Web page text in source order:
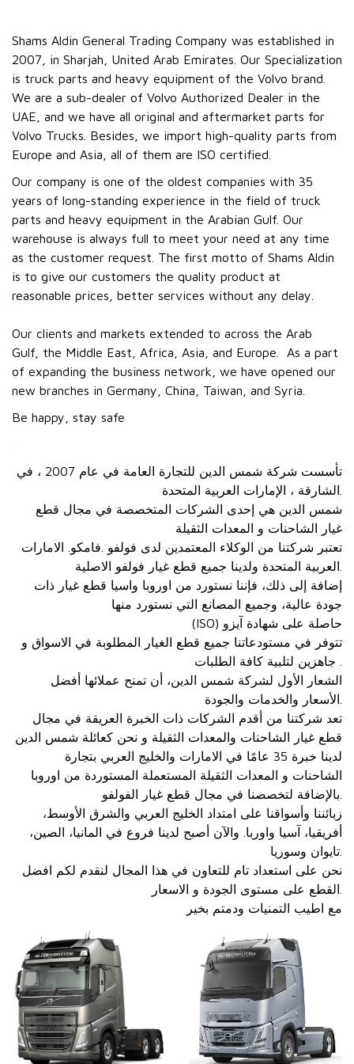
Shams Aldin General Trading Company was established in
2007, in Sharjah, United Arab Emirates. Our Specialization
is truck parts and heavy equipment of the Volvo brand.
We are a sub-dealer of Volvo Authorized Dealer in the
UAE, and we have all original and aftermarket parts for
Volvo Trucks. Besides, we import high-quality parts from
Europe and Asia, all of them are ISO certified.
Our company is one of the oldest companies with 35
years of long-standing experience in the field of truck
parts and heavy equipment in the Arabian Gulf. Our
warehouse is always full to meet your need at any time
as the customer request. The first motto of Shams Aldin
is to give our customers the quality product at
reasonable prices, better services without any delay.
Our clients and markets extended to across the Arab
Gulf, the Middle East, Africa, Asia, and Europe. As a part
of expanding the business network, we have opened our
new branches in Germany, China, Taiwan, and Syria.
Be happy, stay safe
تأسست شركة شمس الدين للتجارة العامة في عام 2007 ، في
شمس الدين هي إحدى الشركات المتخصصة في مجال قطع
غيار الشاحنات و المعدات الثقيلة
تعتبر شركتنا من الوكلاء المعتمدين لدى فولفو .فامكو. الامارات
إضافة إلى ذلك، فإننا نستورد من اوروبا واسيا قطع غيار ذات
جودة عالية، وجميع المصانع التي نستورد منها
(ISO) حاصلة على شهادة آيزو
تتوفر في مستودعاتنا جميع قطع الغيار المطلوبة في الاسواق و
الشعار الأول لشركة شمس الدين، أن تمنح عملائها أفضل
تعد شركتنا من أقدم الشركات ذات الخبرة العريقة في مجال
قطع غيار الشاحنات والمعدات الثقيلة و نحن كعائلة شمس الدين
لدينا خبرة 35 عامًا في الامارات والخليج العربي بتجارة
الشاحنات و المعدات الثقيلة المستعملة المستوردة من اوروبا
زبائننا وأسواقنا على امتداد الخليج العربي والشرق الأوسط،
أفريقيا، آسيا واوربا. والآن أصبح لدينا فروع في المانيا، الصين،
نحن على استعداد تام للتعاون في هذا المجال لنقدم لكم افضل
مع اطيب التمنيات ودمتم بخير